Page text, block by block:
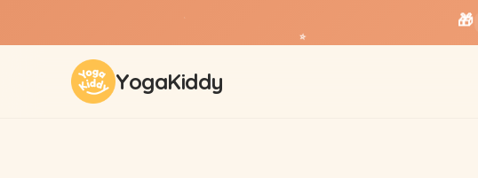
🎁
YogaKiddy